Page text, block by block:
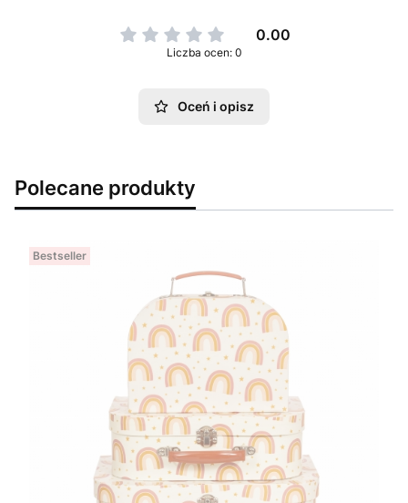
0.00
Liczba ocen: 0
Oceń i opisz
Polecane produkty
Bestseller